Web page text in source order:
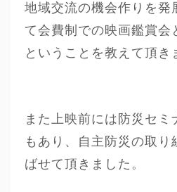
地域交流の機会作りを発
て会費制での映画鑑賞会
ということを教えて頂き
また上映前には防災セミ
もあり、自主防災の取り
ばせて頂きました。